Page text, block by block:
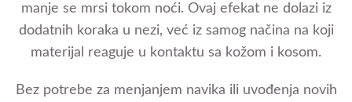
manje se mrsi tokom noći. Ovaj efekat ne dolazi iz
dodatnih koraka u nezi, već iz samog načina na koji
materijal reaguje u kontaktu sa kožom i kosom.
Bez potrebe za menjanjem navika ili uvođenja novih